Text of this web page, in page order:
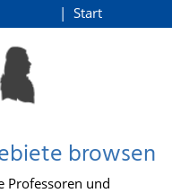
Start
browsen
Professoren und